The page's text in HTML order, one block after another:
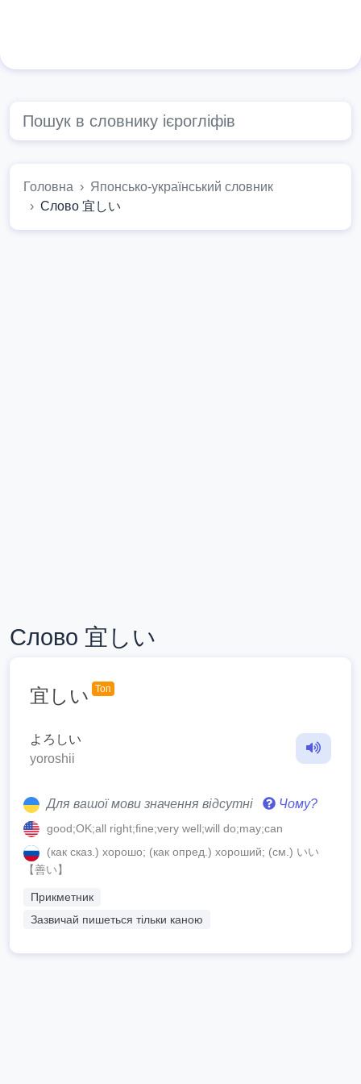
Головна
Японсько-український словник
Слово 宜しい
Слово 宜しい
宜しい Топ
よろしい
yoroshii
Для вашої мови значення відсутні Чому?
good;OK;all right;fine;very well;will do;may;can
(как сказ.) хорошо; (как опред.) хороший; (см.) いい
【善い】
Прикметник
Зазвичай пишеться тільки каною